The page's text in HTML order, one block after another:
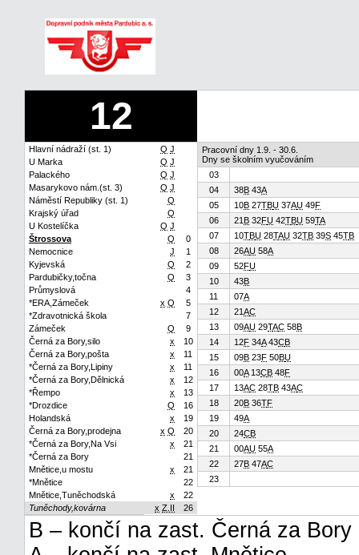
12
Hlavní nádraží (st. 1) Q J
U Marka
Q J
Palackého
Q J
Masarykovo nám.(st. 3)
Q J
Náměstí Republiky (st. 1)
Q
Krajský úřad
Q
U Kostelíčka
Q J
Štrossova
Q
0
Nemocnice
J
1
Kyjevská
Q
2
Pardubičky,točna
Q
3
Průmyslová
4
*ERA,Zámeček
x Q
5
*Zdravotnická škola
7
Zámeček
Q
9
Černá za Bory,silo
x
10
Černá za Bory,pošta
x
11
*Černá za Bory,Lipiny
x
11
*Černá za Bory,Dělnická
x
12
*Řempo
x
13
*Drozdice
Q
16
Holandská
x
19
Černá za Bory,prodejna
x Q
20
*Černá za Bory,Na Vsi
x
21
*Černá za Bory
21
Mnětice,u mostu
x
21
*Mnětice
22
Mnětice,Tuněchodská
x
22
Tuněchody,kovárna
x Z.II 26
Pracovní dny 1.9. - 30.6.
Dny se školním vyučováním
03
04
38B 43A
05
10B 27TBU 37AU 49F
06
21 B 32FU 42TBU 59TA
07
10TBU 28TAU 32TB 39S 45TB
08
26AU 58A
09
52FU
10
43B
11
07A
12
21AC
13
09AU 29TAC 58B
14
12F 34A43CB
15
09B 23F 50BU
16
00A13CB 48F
17
13AC 28TB 43AC
18
20B 36TF
19
49A
20
24CB
21
00AU 55A
22
27B 47AC
23
B – končí na zast. Černá za Bory